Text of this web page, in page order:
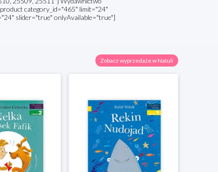
category_id="465" limit="24"
slider="true" onlyAvailable="true"]
Zobacz wyprzedaże w Natuli